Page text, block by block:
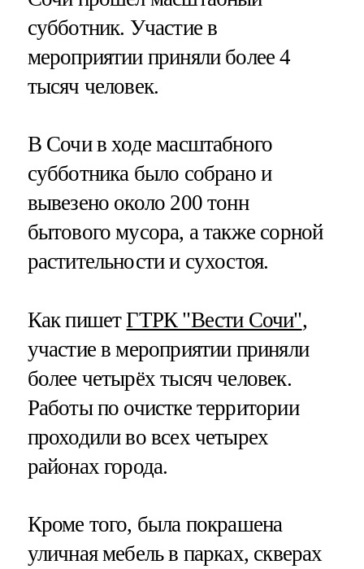
субботник. Участие в
мероприятии приняли более 4
тысяч человек.
В Сочи в ходе масштабного
субботника было собрано и
вывезено около 200 тонн
бытового мусора, а также сорной
растительности и сухостоя.
Как пишетГТРК "Вести Сочи",
участие в мероприятии приняли
более четырёх тысяч человек.
Работы по очистке территории
проходили во всех четырех
районах города.
Кроме того, была покрашена
уличная мебель в парках, скверах